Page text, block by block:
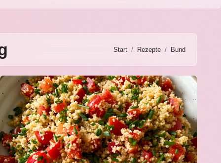
Start Rezepte Bund